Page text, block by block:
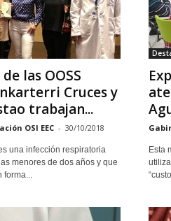
las OOSS
Cruces y
trabajan...
OSI EEC - 30/10/2018
una infección respiratoria
menores de dos años y que
forma...
Esta